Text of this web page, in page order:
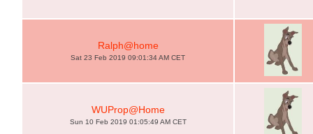
Ralph@home
Sat 23 Feb 2019 09:01:34 AM CET
WUProp@Home
Sun 10 Feb 2019 01:05:49 AM CET